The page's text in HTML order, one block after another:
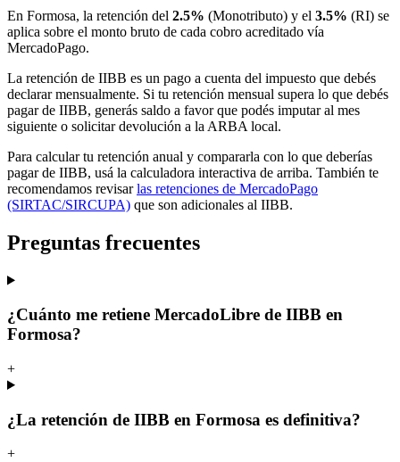
En Formosa, la retención del 2.5% (Monotributo) y el 3.5% (RI) se
aplica sobre el monto bruto de cada cobro acreditado vía
MercadoPago.
La retención de IIBB es un pago a cuenta del impuesto que debés
declarar mensualmente. Si tu retención mensual supera lo que debés
pagar de IIBB, generás saldo a favor que podés imputar al mes
siguiente o solicitar devolución a la ARBA local.
Para calcular tu retención anual y compararla con lo que deberías
pagar de IIBB, usá la calculadora interactiva de arriba. También te
recomendamos revisarlas retenciones de MercadoPago
(SIRTAC/SIRCUPA) que son adicionales al IIBB.
Preguntas frecuentes
¿Cuánto me retiene MercadoLibre de IIBB en
Formosa?
+
¿La retención de IIBB en Formosa es definitiva?
+